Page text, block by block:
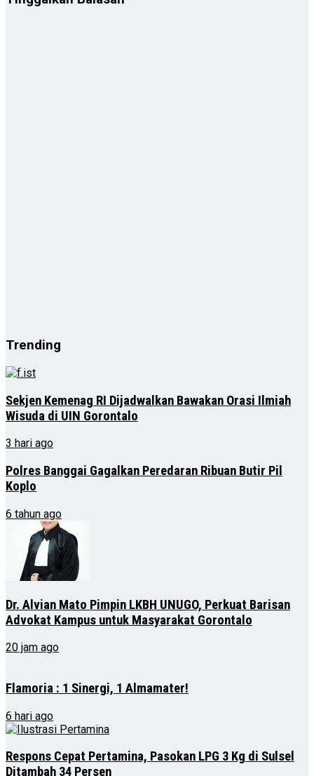
Trending
Sekjen Kemenag RI Dijadwalkan Bawakan Orasi Ilmiah
Wisuda di UIN Gorontalo
3 hari ago
Polres Banggai Gagalkan Peredaran Ribuan Butir Pil
Koplo
6 tahun ago
Dr. Alvian Mato Pimpin LKBH UNUGO, Perkuat Barisan
Advokat Kampus untuk Masyarakat Gorontalo
20 jam ago
Flamoria : 1 Sinergi, 1 Almamater!
6 hari ago
Respons Cepat Pertamina, Pasokan LPG 3 Kg di Sulsel
Ditambah 34 Persen